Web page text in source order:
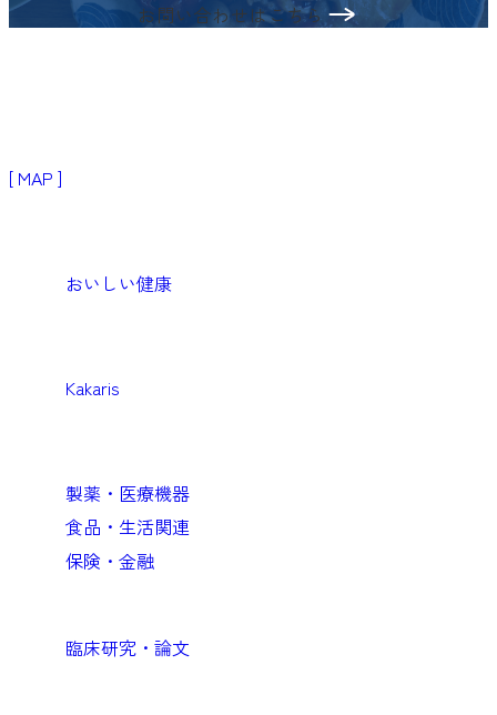
お問い合わせはこちら
[ MAP ]
おいしい健康
Kakaris
製薬・医療機器
食品・生活関連
保険・金融
臨床研究・論文